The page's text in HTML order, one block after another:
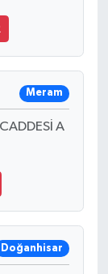
Meram
A
Doğanhisar